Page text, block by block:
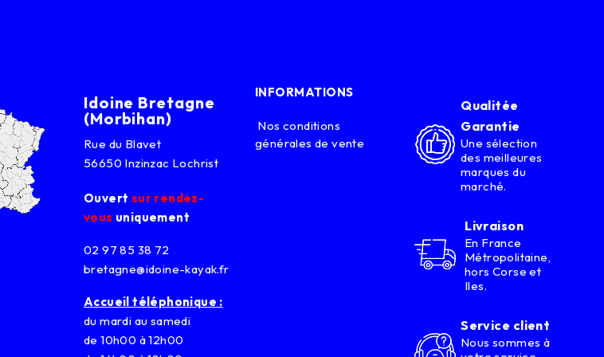
Idoine Bretagne
(Morbihan)
Rue du Blavet
56650 Inzinzac Lochrist
Ouvert sur rendez-
vous uniquement
02 97 85 38 72
bretagne@idoine-kayak.fr
Accueil téléphonique :
du mardi au samedi
de 10h00 à 12h00
INFORMATIONS
Nos conditions
générales de vente
Qualitée
Garantie
Une sélection
des meilleures
marques du
marché.
Livraison
En France
Métropolitaine,
hors Corse et
Iles.
Service client
Nous sommes à